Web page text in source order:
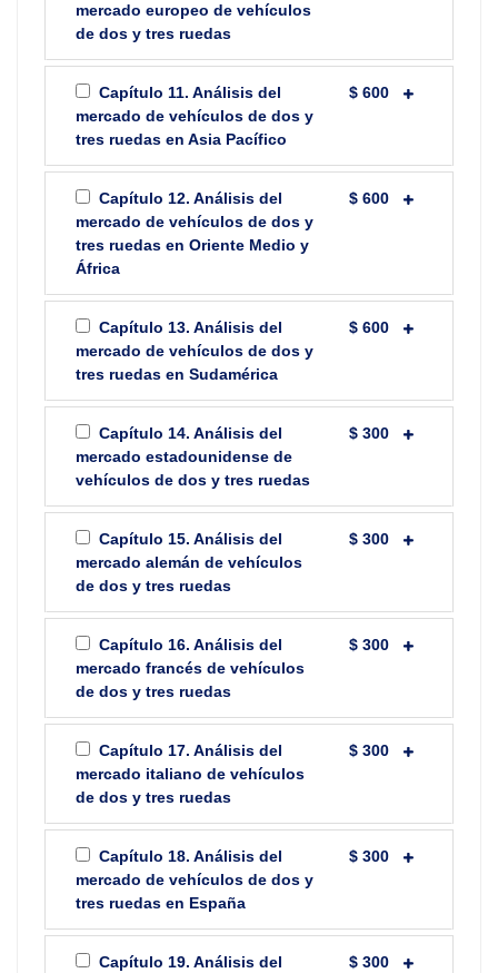
mercado europeo de vehículos
de dos y tres ruedas
Capítulo 11. Análisis del
mercado de vehículos de dos y
tres ruedas en Asia Pacífico
$ 600
Capítulo 12. Análisis del
mercado de vehículos de dos y
tres ruedas en Oriente Medio y
África
$ 600
Capítulo 13. Análisis del
mercado de vehículos de dos y
tres ruedas en Sudamérica
$ 600
Capítulo 14. Análisis del
mercado estadounidense de
vehículos de dos y tres ruedas
$ 300
Capítulo 15. Análisis del
mercado alemán de vehículos
de dos y tres ruedas
$ 300
Capítulo 16. Análisis del
mercado francés de vehículos
de dos y tres ruedas
$ 300
Capítulo 17. Análisis del
mercado italiano de vehículos
de dos y tres ruedas
$ 300
Capítulo 18. Análisis del
mercado de vehículos de dos y
tres ruedas en España
$ 300
Capítulo 19. Análisis del $ 300